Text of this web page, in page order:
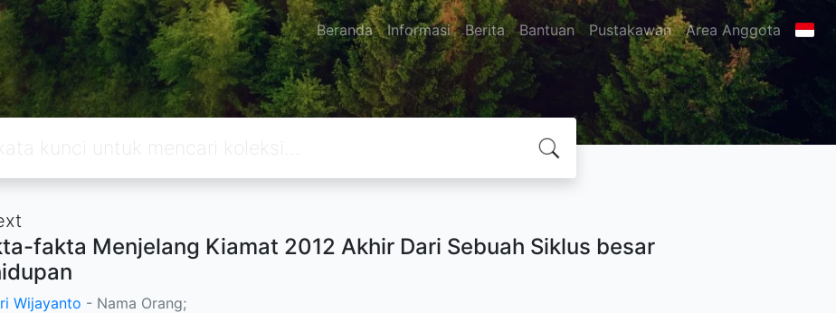
Beranda Informasi Berita Bantuan Pustakawan Area Anggota
fakta Menjelang Kiamat 2012 Akhir Dari Sebuah Siklus besar
Wijayanto - Nama Orang;